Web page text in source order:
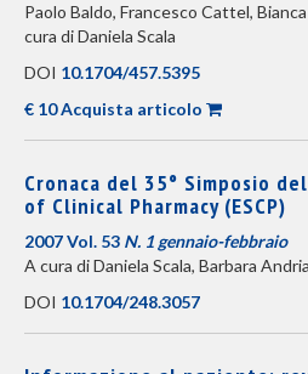
Paolo Baldo, Francesco Cattel,
cura di Daniela Scala
DOI 10.1704/457.5395
€ 10 Acquista articolo
Cronaca del 35° Simposio
of Clinical Pharmacy (ESCP)
2007 Vol. 53 N. 1 gennaio-febbraio
A cura di Daniela Scala, Barbara Andria
DOI 10.1704/248.3057